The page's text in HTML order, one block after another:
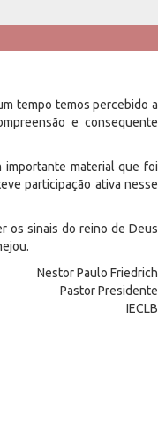
tempo temos percebido a
e consequente
importante material que foi
participação ativa nesse
os sinais do reino de Deus
Nestor Paulo Friedrich
Pastor Presidente
IECLB